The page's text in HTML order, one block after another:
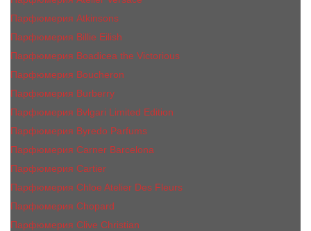
Парфюмерия Atkinsons
Парфюмерия Billie Eilish
Парфюмерия Boadicea the Victorious
Парфюмерия Boucheron
Парфюмерия Burberry
Парфюмерия Bvlgari Limited Edition
Парфюмерия Byredo Parfums
Парфюмерия Carner Barcelona
Парфюмерия Cartier
Парфюмерия Chloe Atelier Des Fleurs
Парфюмерия Сhopard
Парфюмерия Clive Christian